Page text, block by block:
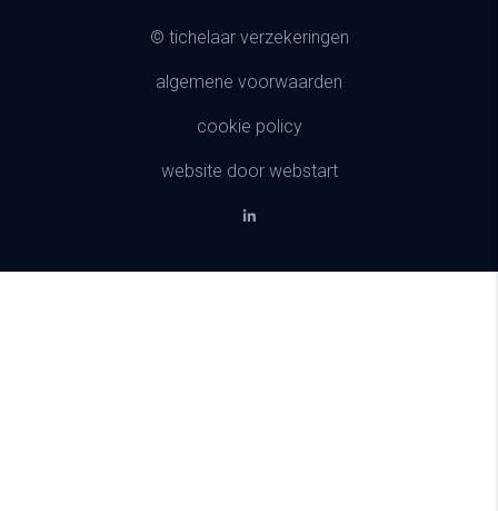
© tichelaar verzekeringen
algemene voorwaarden
cookie policy
website door webstart